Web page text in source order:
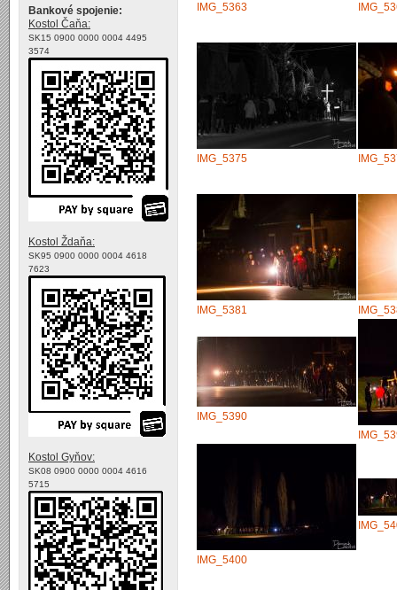
IMG_5363
IMG_5375
IMG_5381
IMG_5390
IMG_5400
Bankové spojenie:
Kostol Čaňa:
SK15 0900 0000 0004 4495
3574
Kostol Ždaňa:
SK95 0900 0000 0004 4618
7623
Kostol Gyňov:
SK08 0900 0000 0004 4616
5715